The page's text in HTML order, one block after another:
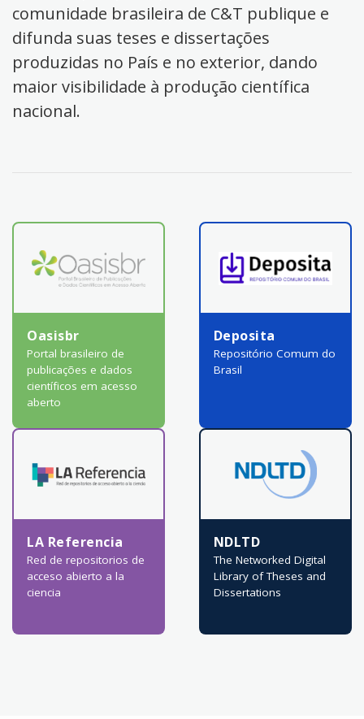
comunidade brasileira de C&T publique e
difunda suas teses e dissertações
produzidas no País e no exterior, dando
maior visibilidade à produção científica
nacional.
Oasisbr
Portal brasileiro de
publicações e dados
científicos em acesso
aberto
Deposita
Repositório Comum do
Brasil
LA Referencia
Red de repositorios de
acceso abierto a la
ciencia
NDLTD
The Networked Digital
Library of Theses and
Dissertations